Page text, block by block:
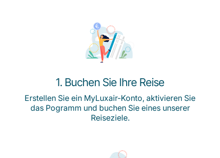
1. Buchen Sie Ihre Reise
Erstellen Sie ein MyLuxair-Konto, aktivieren Sie
das Pogramm und buchen Sie eines unserer
Reiseziele.